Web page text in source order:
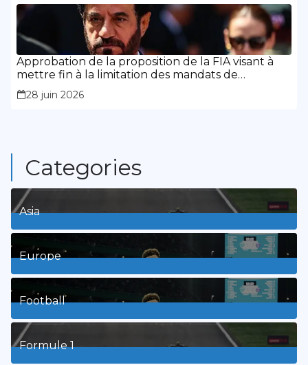
Approbation de la proposition de la FIA visant à
mettre fin à la limitation des mandats de
présidence
28 juin 2026
Categories
Asia
1Posts
Europe
3Posts
Football
8Posts
Formule 1